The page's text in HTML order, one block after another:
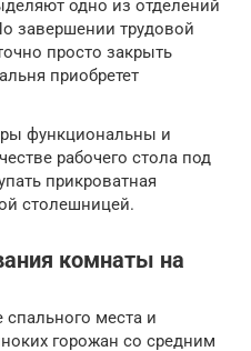
одно из отделений
завершении трудовой
просто закрыть
приобретет
функциональны и
рабочего стола под
прикроватная
столешницей.
комнаты на
места и
горожан со средним